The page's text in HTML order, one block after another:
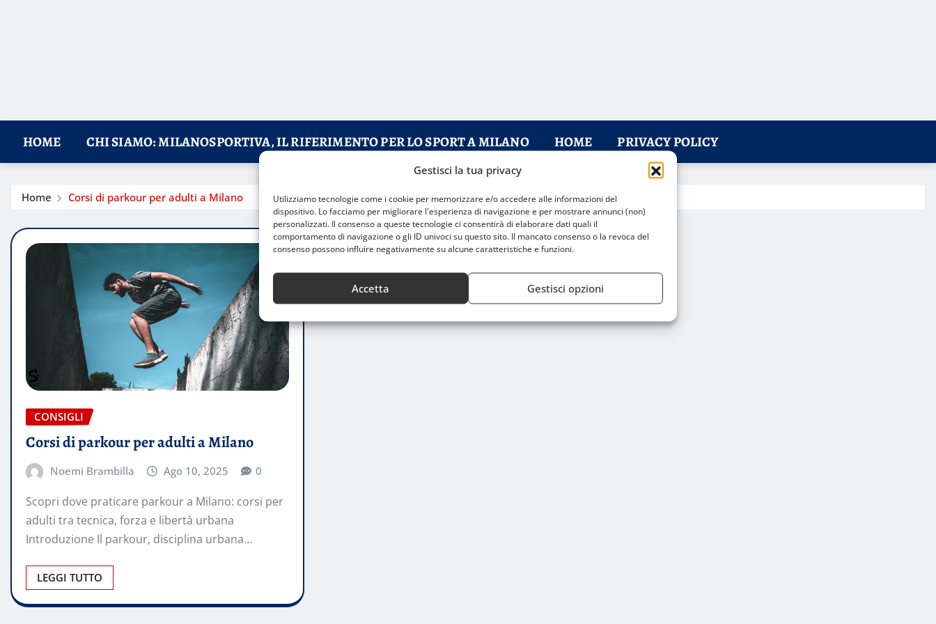
Gestisci la tua privacy
Utilizziamo tecnologie come i cookie per memorizzare e/o accedere alle informazioni del
dispositivo. Lo facciamo per migliorare l'esperienza di navigazione e per mostrare annunci (non)
personalizzati. Il consenso a queste tecnologie ci consentirà di elaborare dati quali il
comportamento di navigazione o gli ID univoci su questo sito. Il mancato consenso o la revoca del
consenso possono influire negativamente su alcune caratteristiche e funzioni.
Accetta Gestisci opzioni
HOME CHI SIAMO: MILANOSPORTIVA, IL RIFERIMENTO PER LO SPORT A MILANO HOME PRIVACY POLICY
Home Corsi di parkour per adulti a Milano
CONSIGLI
Corsi di parkour per adulti a Milano
Noemi Brambilla Ago 10, 2025 0
Scopri dove praticare parkour a Milano: corsi per
adulti tra tecnica, forza e libertà urbana
Introduzione Il parkour, disciplina urbana…
LEGGI TUTTO